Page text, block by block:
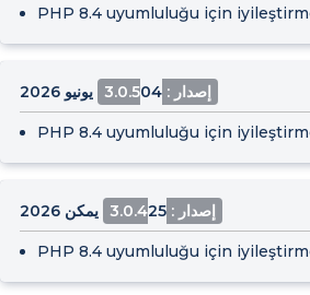
PHP 8.4 uyumluluğu için
إصدار : 3.0.5 04 يونيو 2026
PHP 8.4 uyumluluğu için
إصدار : 3.0.4 25 يمكن 2026
PHP 8.4 uyumluluğu için